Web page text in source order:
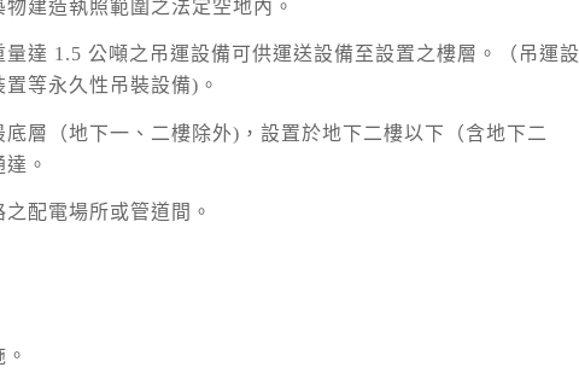
建造執照範圍之法定空地內。
達 1.5 公噸之吊運設備可供運送設備至設置之樓層。（吊運設
等永久性吊裝設備)。
層（地下一、二樓除外)，設置於地下二樓以下（含地下二
。
配電場所或管道間。